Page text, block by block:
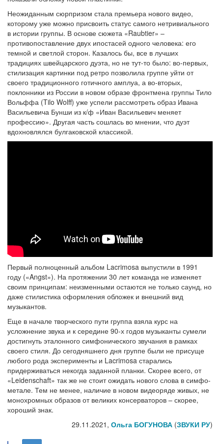
Неожиданным сюрпризом стала премьера нового видео,
которому уже можно присвоить статус самого нетривиального
в истории группы. В основе сюжета «Raubtier» –
противопоставление двух ипостасей одного человека: его
темной и светлой сторон. Казалось бы, все в лучших
традициях швейцарского дуэта, но не тут-то было: во-первых,
стилизация картинки под ретро позволила группе уйти от
своего традиционного готичного амплуа, а во-вторых,
поклонники из России в новом образе фронтмена группы Тило
Вольффа (Tilo Wolff) уже успели рассмотреть образ Ивана
Васильевича Бунши из к/ф «Иван Васильевич меняет
профессию». Другая часть сошлась во мнении, что дуэт
вдохновлялся булгаковской классикой.
Первый полноценный альбом Lacrimosa выпустили в 1991
году («Angst»). На протяжении 30 лет команда не изменяет
своим принципам: неизменными остаются не только саунд, но
даже стилистика оформления обложек и внешний вид
музыкантов.
Еще в начале творческого пути группа взяла курс на
усложнение звука и к середине 90-х годов музыканты сумели
достигнуть эталонного симфонического звучания в рамках
своего стиля. До сегодняшнего дня группе были не присуще
любого рода эксперименты и Lacrimosa старались
придерживаться некогда заданной планки. Скорее всего, от
«Leidenschaft» так же не стоит ожидать нового слова в симфо-
метале. Тем не менее, наличие в новом видеоряде живых, не
монохромных образов от великих консерваторов – скорее,
хороший знак.
29.11.2021, Ольга БОГУНОВА (ЗВУКИ РУ)